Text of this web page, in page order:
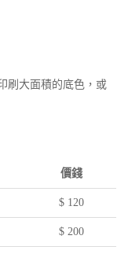
刷大面積的底色，或
價錢
$ 120
$ 200